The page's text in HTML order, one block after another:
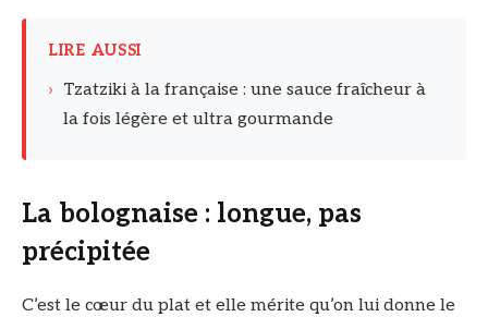
LIRE AUSSI
› Tzatziki à la française : une sauce fraîcheur à
la fois légère et ultra gourmande
La bolognaise : longue, pas
précipitée
C’est le cœur du plat et elle mérite qu’on lui donne le